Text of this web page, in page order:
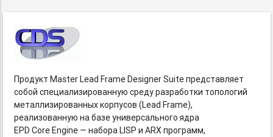
Продукт Master Lead Frame Designer Suite представляет
собой специализированную среду разработки топологий
металлизированных корпусов (Lead Frame),
реализованную на базе универсального ядра
EPD Core Engine — набора LISP и ARX программ,